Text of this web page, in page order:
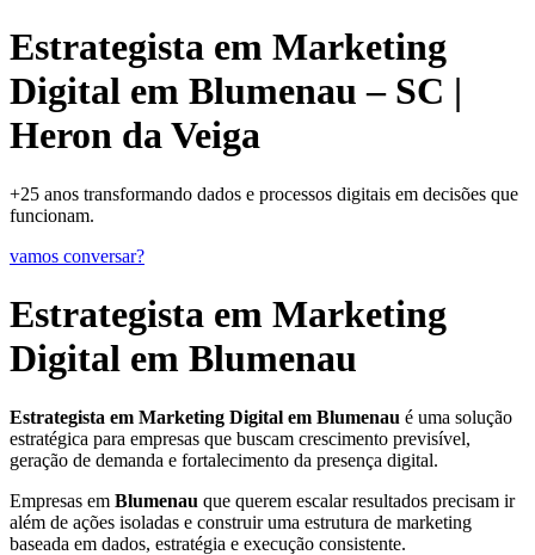
Estrategista em Marketing
Digital em Blumenau – SC |
Heron da Veiga
+25 anos transformando dados e processos digitais em decisões que
funcionam.
vamos conversar?
Estrategista em Marketing
Digital em Blumenau
Estrategista em Marketing Digital em Blumenau é uma solução
estratégica para empresas que buscam crescimento previsível,
geração de demanda e fortalecimento da presença digital.
Empresas em Blumenau que querem escalar resultados precisam ir
além de ações isoladas e construir uma estrutura de marketing
baseada em dados, estratégia e execução consistente.